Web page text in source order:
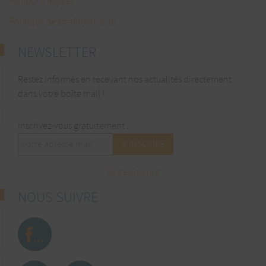
Politique de confidentialité
NEWSLETTER
Restez informés en recevant nos actualités directement
dans votre boîte mail !
Inscrivez-vous gratuitement :
Se désinscrire
NOUS SUIVRE